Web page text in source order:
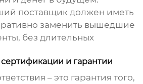
поставщик должен иметь
заменить вышедшие
без длительных
и гарантии
– это гарантия того,